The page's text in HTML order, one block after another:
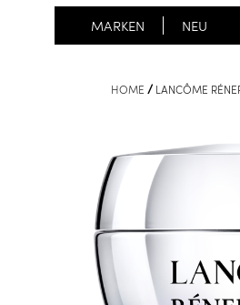
MARKEN NEU
HOME LANCÔME